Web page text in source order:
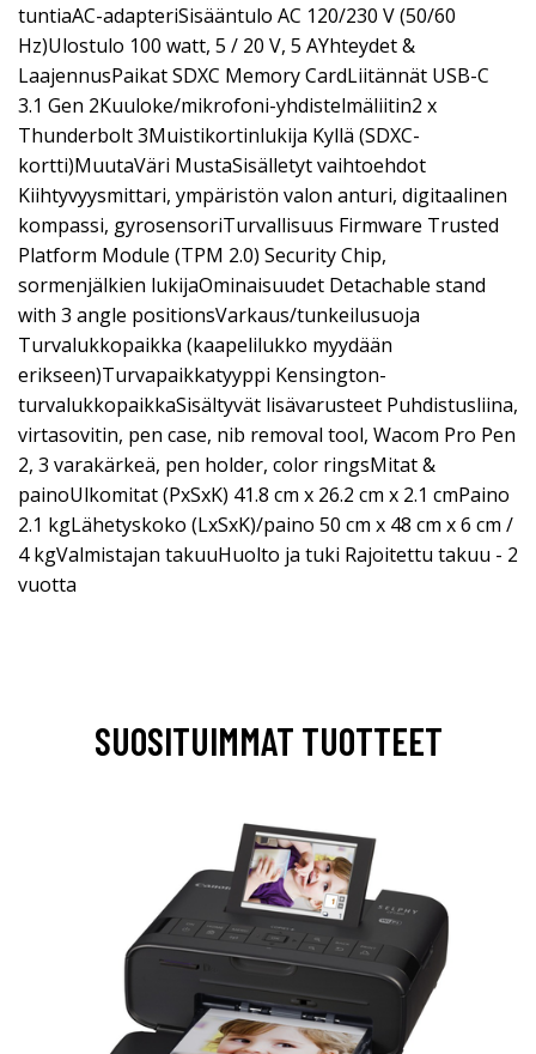
tuntiaAC-adapteriSisääntulo AC 120/230 V (50/60
Hz)Ulostulo 100 watt, 5 / 20 V, 5 AYhteydet &
LaajennusPaikat SDXC Memory CardLiitännät USB-C
3.1 Gen 2Kuuloke/mikrofoni-yhdistelmäliitin2 x
Thunderbolt 3Muistikortinlukija Kyllä (SDXC-
kortti)MuutaVäri MustaSisälletyt vaihtoehdot
Kiihtyvyysmittari, ympäristön valon anturi, digitaalinen
kompassi, gyrosensoriTurvallisuus Firmware Trusted
Platform Module (TPM 2.0) Security Chip,
sormenjälkien lukijaOminaisuudet Detachable stand
with 3 angle positionsVarkaus/tunkeilusuoja
Turvalukkopaikka (kaapelilukko myydään
erikseen)Turvapaikkatyyppi Kensington-
turvalukkopaikkaSisältyvät lisävarusteet Puhdistusliina,
virtasovitin, pen case, nib removal tool, Wacom Pro Pen
2, 3 varakärkeä, pen holder, color ringsMitat &
painoUlkomitat (PxSxK) 41.8 cm x 26.2 cm x 2.1 cmPaino
2.1 kgLähetyskoko (LxSxK)/paino 50 cm x 48 cm x 6 cm /
4 kgValmistajan takuuHuolto ja tuki Rajoitettu takuu - 2
vuotta
SUOSITUIMMAT TUOTTEET